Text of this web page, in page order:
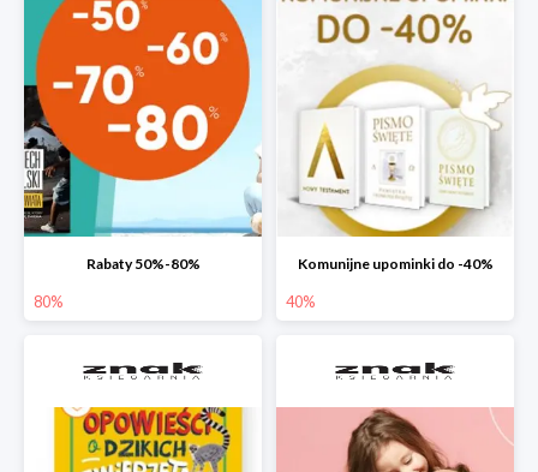
Rabaty 50%-80%
80%
Komunijne upominki do -40%
40%